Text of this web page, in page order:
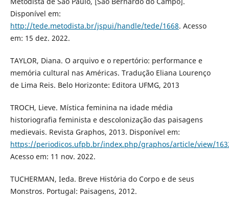
Disponível em:
http://tede.metodista.br/jspui/handle/tede/1668. Acesso
em: 15 dez. 2022.
TAYLOR, Diana. O arquivo e o repertório: performance e
memória cultural nas Américas. Tradução Eliana Lourenço
de Lima Reis. Belo Horizonte: Editora UFMG, 2013
TROCH, Lieve. Mística feminina na idade média
historiografia feminista e descolonização das paisagens
medievais. Revista Graphos, 2013. Disponível em:
https://periodicos.ufpb.br/index.php/graphos/article/view/
Acesso em: 11 nov. 2022.
TUCHERMAN, Ieda. Breve História do Corpo e de seus
Monstros. Portugal: Paisagens, 2012.